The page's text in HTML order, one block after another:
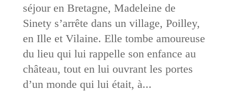
séjour en Bretagne, Madeleine de
Sinety s’arrête dans un village, Poilley,
en Ille et Vilaine. Elle tombe amoureuse
du lieu qui lui rappelle son enfance au
château, tout en lui ouvrant les portes
d’un monde qui lui était, à...